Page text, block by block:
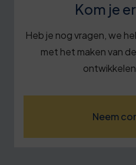
Kom je
Heb je nog vragen, we
met het maken van
Neem